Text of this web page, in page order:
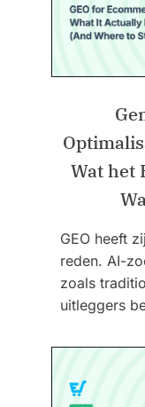
Wat het
GEO heeft
reden. AI-
zoals
uitleggers